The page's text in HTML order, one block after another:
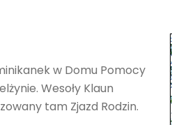
w Domu Pomocy
Wesoły Klaun
tam Zjazd Rodzin.